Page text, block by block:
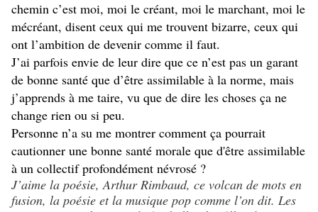
chemin c’est moi, moi le créant, moi le marchant, moi le
mécréant, disent ceux qui me trouvent bizarre, ceux qui
ont l’ambition de devenir comme il faut.
J’ai parfois envie de leur dire que ce n’est pas un garant
de bonne santé que d’être assimilable à la norme, mais
j’apprends à me taire, vu que de dire les choses ça ne
change rien ou si peu.
Personne n’a su me montrer comment ça pourrait
cautionner une bonne santé morale que d'être assimilable
à un collectif profondément névrosé ?
J’aime la poésie, Arthur Rimbaud, ce volcan de mots en
fusion, la poésie et la musique pop comme l’on dit. Les